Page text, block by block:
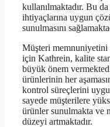
kullanılmaktadır. Bu
ihtiyaçlarına uygun
sunulmasını
Müşteri memnuniyetini
için Kathrein, kalite
büyük önem
ürünlerinin her
kontrol süreçlerini
sayede müşterilere
ürünler sunulmakta ve
düzeyi artmaktadır.